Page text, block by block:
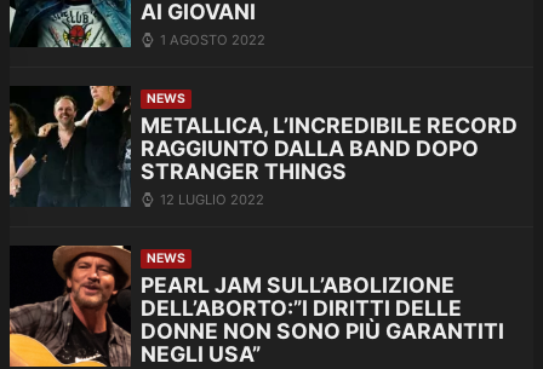
AI GIOVANI
1 AGOSTO 2022
NEWS
METALLICA, L’INCREDIBILE RECORD
RAGGIUNTO DALLA BAND DOPO
STRANGER THINGS
12 LUGLIO 2022
NEWS
PEARL JAM SULL’ABOLIZIONE
DELL’ABORTO:”I DIRITTI DELLE
DONNE NON SONO PIÙ GARANTITI
NEGLI USA”